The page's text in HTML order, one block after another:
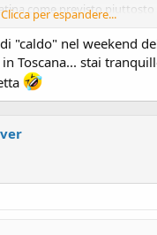
come previsto piuttosto
Evviva
Clicca per espandere...
"caldo" nel weekend
Toscana... stai